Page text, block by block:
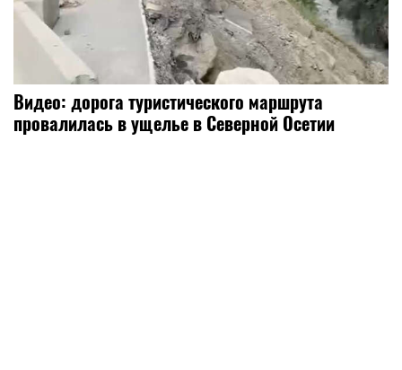
Видео: дорога туристического маршрута
провалилась в ущелье в Северной Осетии